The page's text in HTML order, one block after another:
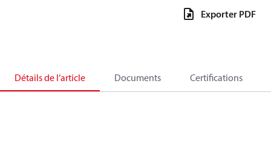
Exporter PDF
Détails de l’article Documents Certifications